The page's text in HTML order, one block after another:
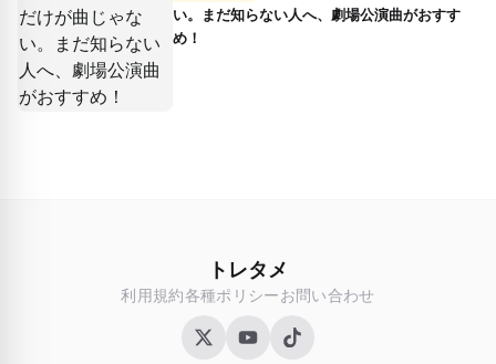
い。まだ知らない人へ、劇場公演曲がおすす
め！
トレタメ
利用規約各種ポリシーお問い合わせ